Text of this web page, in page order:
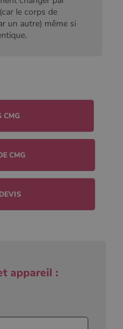
le corps de
un autre) même si
CMG
appareil :